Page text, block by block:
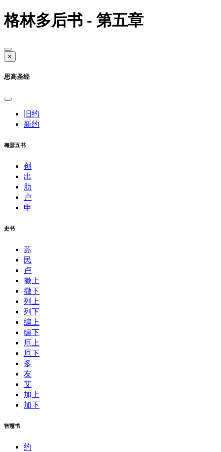
格林多后书 - 第五章
×
思高圣经
旧约
新约
梅瑟五书
创
出
肋
户
申
史书
苏
民
卢
撒上
撒下
列上
列下
编上
编下
厄上
厄下
多
友
艾
加上
加下
智慧书
约